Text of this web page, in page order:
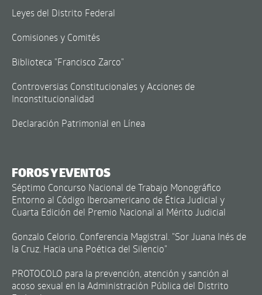
Leyes del Distrito Federal
Comisiones y Comités
Biblioteca "Francisco Zarco"
Controversias Constitucionales y Acciones de
Inconstitucionalidad
Declaración Patrimonial en Línea
FOROS Y EVENTOS
Séptimo Concurso Nacional de Trabajo Monográfico
Entorno al Código Iberoamericano de Ética Judicial y
Cuarta Edición del Premio Nacional al Mérito Judicial
Gonzalo Celorio. Conferencia Magistral. "Sor Juana Inés de
la Cruz. Hacia una Poética del Silencio"
PROTOCOLO para la prevención, atención y sanción al
acoso sexual en la Administración Pública del Distrito